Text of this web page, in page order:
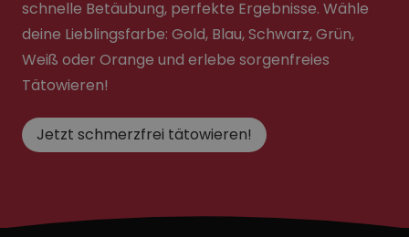
schnelle Betäubung, perfekte Ergebnisse. Wähle
deine Lieblingsfarbe: Gold, Blau, Schwarz, Grün,
Weiß oder Orange und erlebe sorgenfreies
Tätowieren!
Jetzt schmerzfrei tätowieren!